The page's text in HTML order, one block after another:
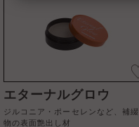
エターナルグロウ
ジルコニア・ポーセレンなど、補綴
物の表面艶出し材